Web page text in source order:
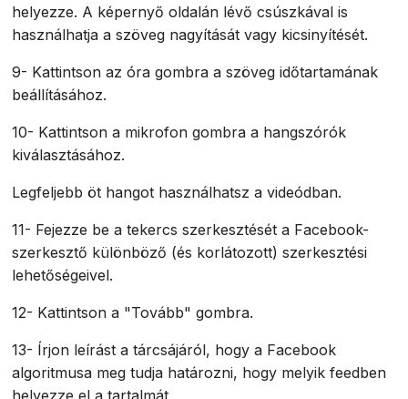
helyezze. A képernyő oldalán lévő csúszkával is
használhatja a szöveg nagyítását vagy kicsinyítését.
9- Kattintson az óra gombra a szöveg időtartamának
beállításához.
10- Kattintson a mikrofon gombra a hangszórók
kiválasztásához.
Legfeljebb öt hangot használhatsz a videódban.
11- Fejezze be a tekercs szerkesztését a Facebook-
szerkesztő különböző (és korlátozott) szerkesztési
lehetőségeivel.
12- Kattintson a "Tovább" gombra.
13- Írjon leírást a tárcsájáról, hogy a Facebook
algoritmusa meg tudja határozni, hogy melyik feedben